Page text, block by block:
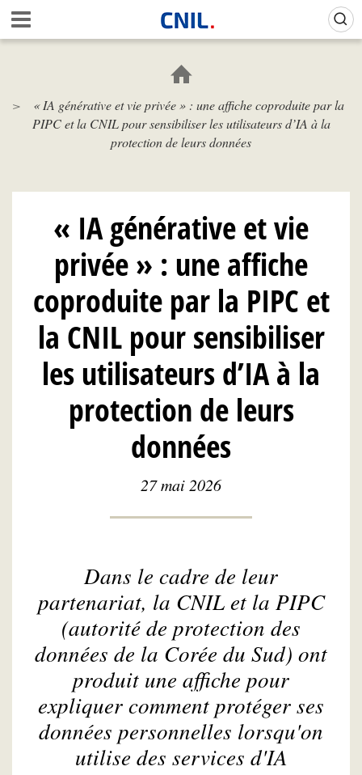
Aller
au
contenu
c
i
l
-
I
« IA générative et vie privée » : une affiche coproduite par la
PIPC et la CNIL pour sensibiliser les utilisateurs d’IA à la
protection de leurs données
« IA générative et vie
privée » : une affiche
coproduite par la PIPC et
la CNIL pour sensibiliser
les utilisateurs d’IA à la
protection de leurs
données
27 mai 2026
Dans le cadre de leur
partenariat, la CNIL et la PIPC
(autorité de protection des
données de la Corée du Sud) ont
produit une affiche pour
expliquer comment protéger ses
données personnelles lorsqu'on
utilise des services d'IA
Gestion de vos préférences sur les cookies (témoins de connexion)